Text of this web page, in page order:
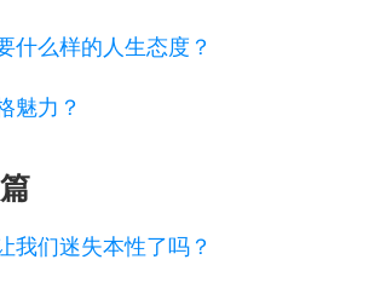
什么样的人生态度？
魅力？
我们迷失本性了吗？